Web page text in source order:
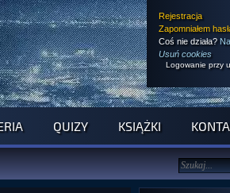
Rejestracja
Zapomniałem
Coś nie działa?
Usuń cookies
Logowanie przy
QUIZY KSIĄŻKI